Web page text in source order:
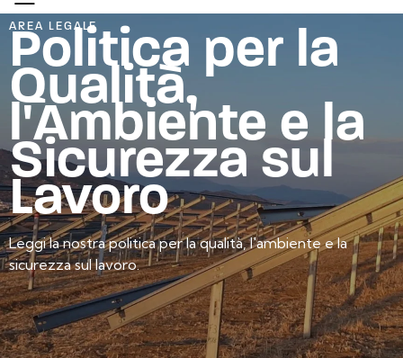
AREA LEGALE
Politica per la
Qualità,
l'Ambiente e la
Sicurezza sul
Lavoro
Leggi la nostra politica per la qualità, l'ambiente e la
sicurezza sul lavoro.